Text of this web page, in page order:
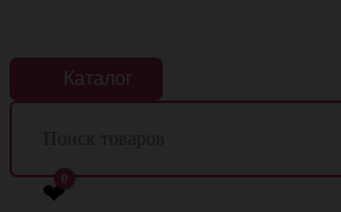
Каталог
❤
0